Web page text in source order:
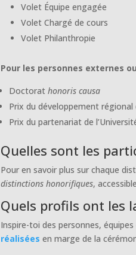
Volet Équipe engagée
Volet Chargé de cours
Volet Philanthropie
Pour les personnes externes
Doctorathonoris causa
Prix du développement régional
Prix du partenariat de
Quelles sont les
Pour en savoir plus sur chaque
distinctions honorifiques,
Quels profils ont les
Inspire-toi des personnes,
réalisées en marge de la